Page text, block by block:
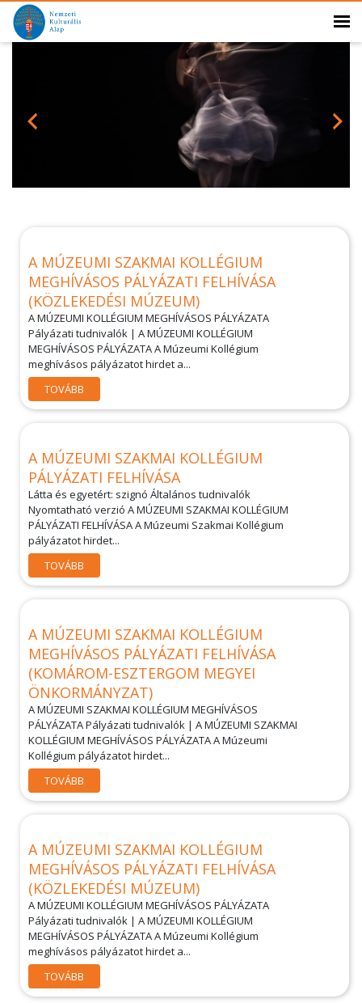
A MÚZEUMI SZAKMAI KOLLÉGIUM
MEGHÍVÁSOS PÁLYÁZATI FELHÍVÁSA
(KÖZLEKEDÉSI MÚZEUM)
A MÚZEUMI KOLLÉGIUM MEGHÍVÁSOS PÁLYÁZATA
Pályázati tudnivalók | A MÚZEUMI KOLLÉGIUM
MEGHÍVÁSOS PÁLYÁZATA A Múzeumi Kollégium
meghívásos pályázatot hirdet a...
TOVÁBB
A MÚZEUMI SZAKMAI KOLLÉGIUM
PÁLYÁZATI FELHÍVÁSA
Látta és egyetért: szignó Általános tudnivalók
Nyomtatható verzió A MÚZEUMI SZAKMAI KOLLÉGIUM
PÁLYÁZATI FELHÍVÁSA A Múzeumi Szakmai Kollégium
pályázatot hirdet...
TOVÁBB
A MÚZEUMI SZAKMAI KOLLÉGIUM
MEGHÍVÁSOS PÁLYÁZATI FELHÍVÁSA
(KOMÁROM-ESZTERGOM MEGYEI
ÖNKORMÁNYZAT)
A MÚZEUMI SZAKMAI KOLLÉGIUM MEGHÍVÁSOS
PÁLYÁZATA Pályázati tudnivalók | A MÚZEUMI SZAKMAI
KOLLÉGIUM MEGHÍVÁSOS PÁLYÁZATA A Múzeumi
Kollégium pályázatot hirdet...
TOVÁBB
A MÚZEUMI SZAKMAI KOLLÉGIUM
MEGHÍVÁSOS PÁLYÁZATI FELHÍVÁSA
(KÖZLEKEDÉSI MÚZEUM)
A MÚZEUMI KOLLÉGIUM MEGHÍVÁSOS PÁLYÁZATA
Pályázati tudnivalók | A MÚZEUMI KOLLÉGIUM
MEGHÍVÁSOS PÁLYÁZATA A Múzeumi Kollégium
meghívásos pályázatot hirdet a...
TOVÁBB